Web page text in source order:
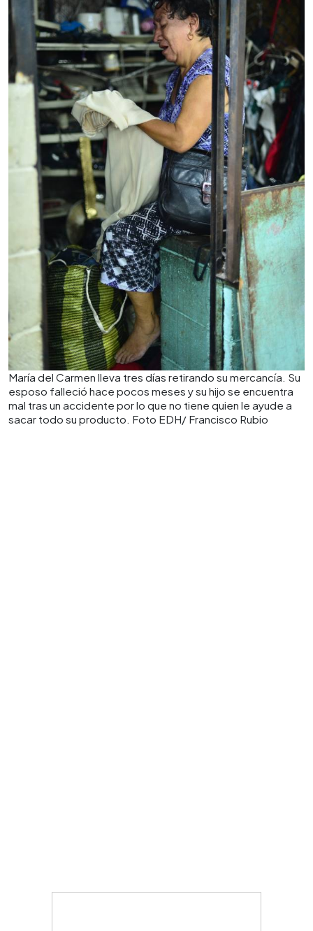
María del Carmen lleva tres días retirando su mercancía. Su
esposo falleció hace pocos meses y su hijo se encuentra
mal tras un accidente por lo que no tiene quien le ayude a
sacar todo su producto. Foto EDH/ Francisco Rubio